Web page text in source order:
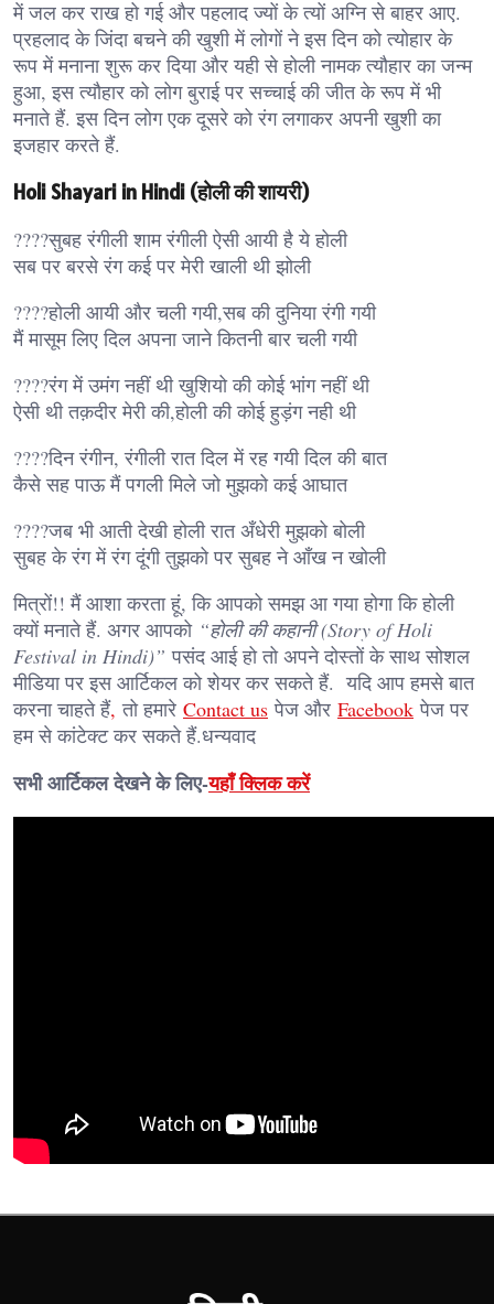
में जल कर राख हो गई और पहलाद ज्यों के त्यों अग्नि से बाहर आए.
प्रहलाद के जिंदा बचने की खुशी में लोगों ने इस दिन को त्योहार के
रूप में मनाना शुरू कर दिया और यही से होली नामक त्यौहार का जन्म
हुआ, इस त्यौहार को लोग बुराई पर सच्चाई की जीत के रूप में भी
मनाते हैं. इस दिन लोग एक दूसरे को रंग लगाकर अपनी खुशी का
इजहार करते हैं.
Holi Shayari in Hindi (होली की शायरी)
????सुबह रंगीली शाम रंगीली ऐसी आयी है ये होली
सब पर बरसे रंग कई पर मेरी खाली थी झोली
????होली आयी और चली गयी,सब की दुनिया रंगी गयी
मैं मासूम लिए दिल अपना जाने कितनी बार चली गयी
????रंग में उमंग नहीं थी खुशियो की कोई भांग नहीं थी
ऐसी थी तक़दीर मेरी की,होली की कोई हुड़ंग नही थी
????दिन रंगीन, रंगीली रात दिल में रह गयी दिल की बात
कैसे सह पाऊ मैं पगली मिले जो मुझको कई आघात
????जब भी आती देखी होली रात अँधेरी मुझको बोली
सुबह के रंग में रंग दूंगी तुझको पर सुबह ने आँख न खोली
मित्रों!! मैं आशा करता हूं, कि आपको समझ आ गया होगा कि होली
क्यों मनाते हैं. अगर आपको “होली की कहानी (Story of Holi
Festival in Hindi)” पसंद आई हो तो अपने दोस्तों के साथ सोशल
मीडिया पर इस आर्टिकल को शेयर कर सकते हैं. यदि आप हमसे बात
करना चाहते हैं, तो हमारे Contact us पेज और Facebook पेज पर
हम से कांटेक्ट कर सकते हैं.धन्यवाद
सभी आर्टिकल देखने के लिए-यहाँ क्लिक करें